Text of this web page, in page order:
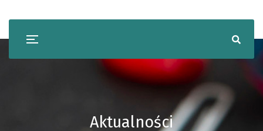
Aktualności